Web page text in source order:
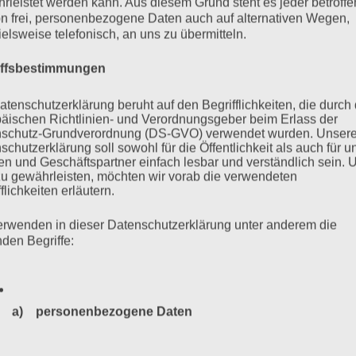
Urteil. Der Prozess gegen
und die Perspektive der
14. Juli 2020, 18 Uhr Der Prozess am Hamburger
SS-Wachmann im KZ Stutthof, geht dem Ende entgegen.
jedem einzelnen Verhandlungstag – auch bei Wind, Wetter
frei, personenbezogene Daten auch auf alternativen Wegen,
telefonisch, an uns zu übermitteln.
beruht auf den Begrifflichkeiten, die durch
Richtlinien- und Verordnungsgeber beim Erlass der
Grundverordnung (DS-GVO) verwendet wurden. Unsere
soll sowohl für die Öffentlichkeit als auch für
und Geschäftspartner einfach lesbar und verständlich sein.
gewährleisten, möchten wir vorab die verwendeten
erläutern.
in dieser Datenschutzerklärung unter anderem die
Begriffe:
a) personenbezogene Daten